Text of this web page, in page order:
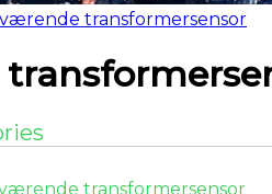
transformersensor
transformersensor